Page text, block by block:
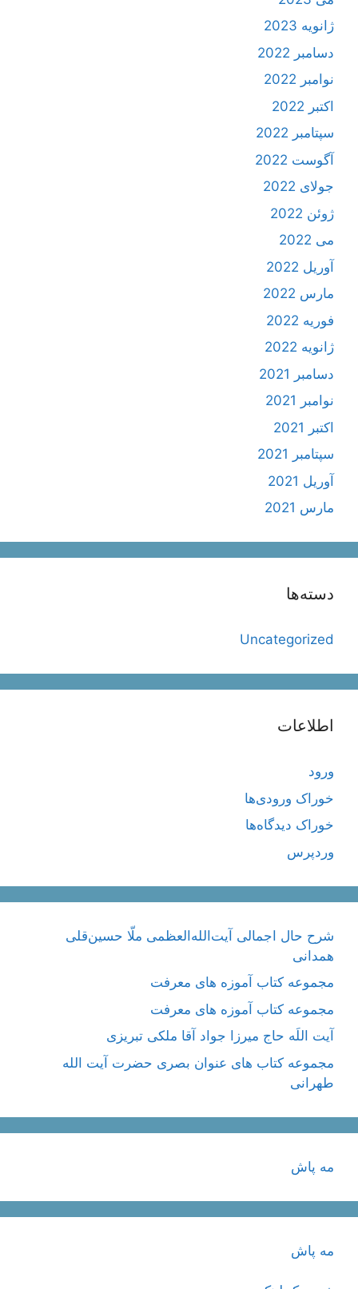
ژانویه 2023
دسامبر 2022
نوامبر 2022
اکتبر 2022
سپتامبر 2022
آگوست 2022
جولای 2022
ژوئن 2022
می 2022
آوریل 2022
مارس 2022
فوریه 2022
ژانویه 2022
دسامبر 2021
نوامبر 2021
اکتبر 2021
سپتامبر 2021
آوریل 2021
مارس 2021
دسته‌ها
Uncategorized
اطلاعات
ورود
خوراک ورودی‌ها
خوراک دیدگاه‌ها
وردپرس
شرح حال اجمالی آیت‌الله‌العظمی ملّا حسین‌قلی
همدانی
مجموعه کتاب آموزه های معرفت
مجموعه کتاب آموزه های معرفت
آیت اللَه حاج میرزا جواد آقا ملکی تبریزی
مجموعه کتاب های عنوان بصری حضرت آیت الله
طهرانی
مه پاش
مه پاش